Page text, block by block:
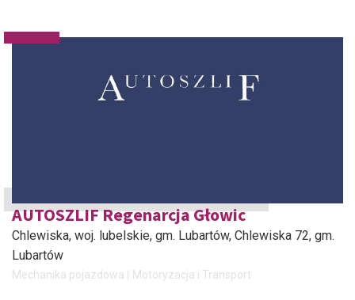
AUTOSZLIF Regenarcja Głowic
Chlewiska, woj. lubelskie, gm. Lubartów, Chlewiska 72, gm.
Lubartów
Mechanika pojazdowa Motoryzacja i Transport